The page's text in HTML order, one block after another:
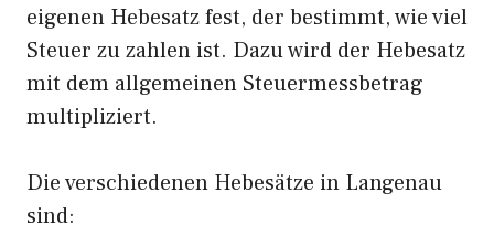
eigenen Hebesatz fest, der bestimmt, wie viel
Steuer zu zahlen ist. Dazu wird der Hebesatz
mit dem allgemeinen Steuermessbetrag
multipliziert.
Die verschiedenen Hebesätze in Langenau
sind: